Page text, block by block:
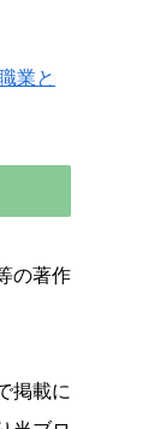
業と
の著作
掲載に